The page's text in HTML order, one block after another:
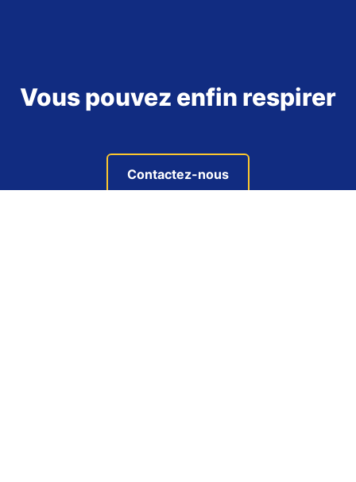
Vous pouvez enfin respirer
Contactez-nous